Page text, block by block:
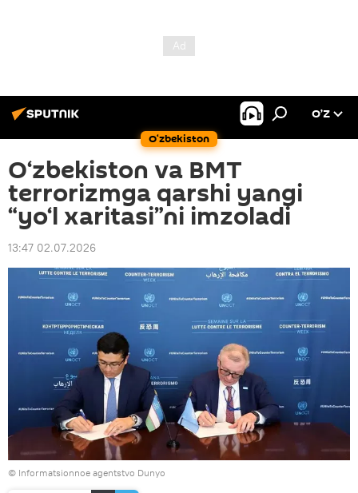
O‘zbekiston
O’Z
O‘zbekiston va BMT
terrorizmga qarshi yangi
“yo‘l xaritasi”ni imzoladi
13:47 02.07.2026
© Informatsionnoe agentstvo Dunyo